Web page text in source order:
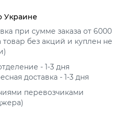
Украине
при сумме заказа от 6000
товар без акций и куплен не
- 1-3 дня
доставка - 1-3 дня
перевозчиками